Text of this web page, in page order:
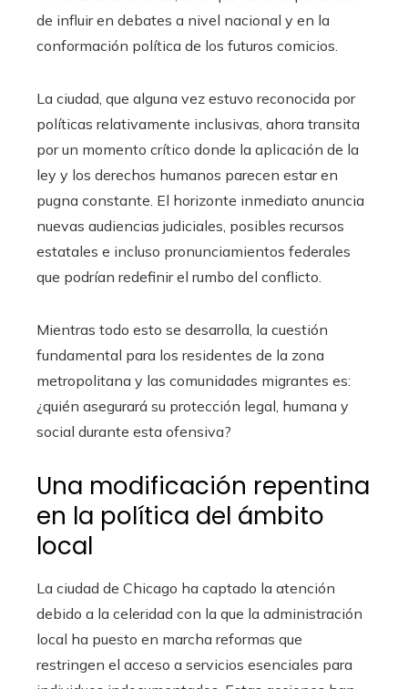
de influir en debates a nivel nacional y en la
conformación política de los futuros comicios.
La ciudad, que alguna vez estuvo reconocida por
políticas relativamente inclusivas, ahora transita
por un momento crítico donde la aplicación de la
ley y los derechos humanos parecen estar en
pugna constante. El horizonte inmediato anuncia
nuevas audiencias judiciales, posibles recursos
estatales e incluso pronunciamientos federales
que podrían redefinir el rumbo del conflicto.
Mientras todo esto se desarrolla, la cuestión
fundamental para los residentes de la zona
metropolitana y las comunidades migrantes es:
¿quién asegurará su protección legal, humana y
social durante esta ofensiva?
Una modificación repentina
en la política del ámbito
local
La ciudad de Chicago ha captado la atención
debido a la celeridad con la que la administración
local ha puesto en marcha reformas que
restringen el acceso a servicios esenciales para